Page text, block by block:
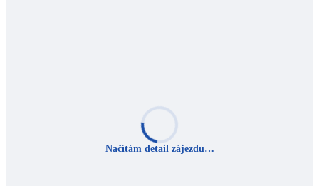
Načítám detail zájezdu…